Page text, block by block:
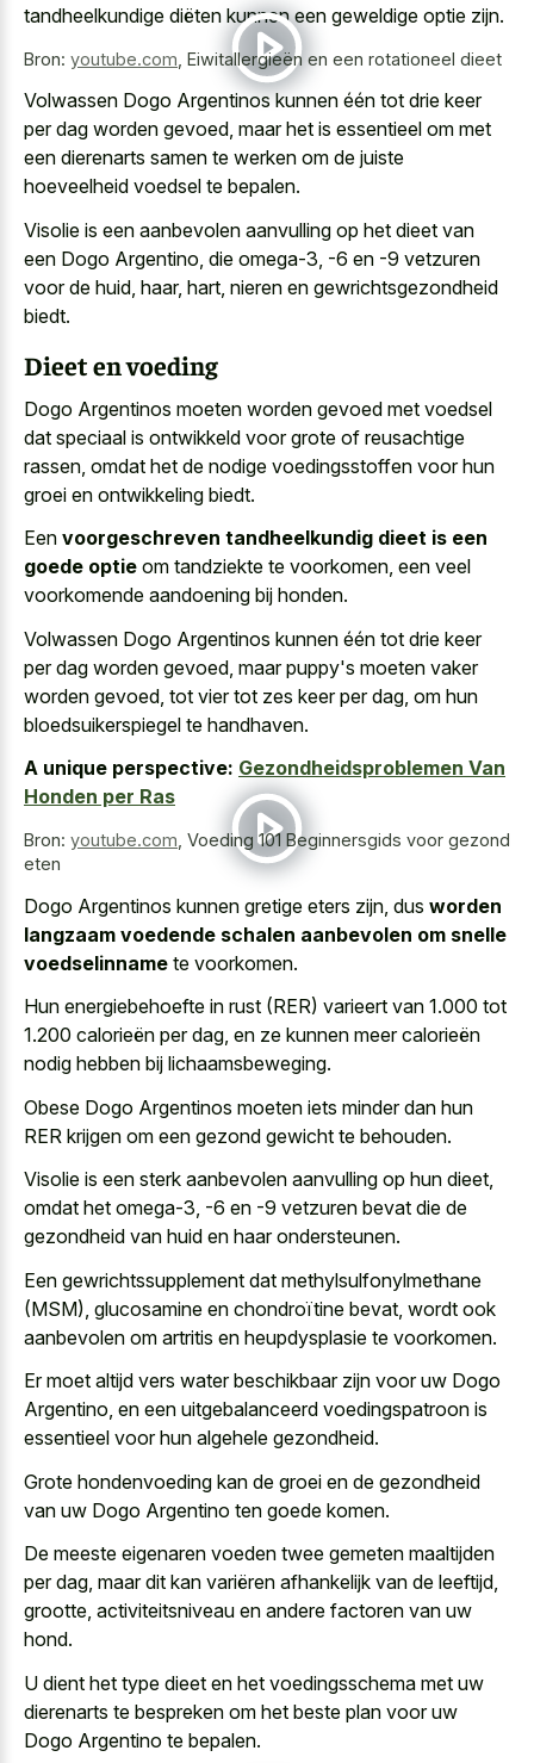
tandheelkundige diëten kunnen een geweldige optie zijn.
Bron: youtube.com Eiwitallergieën en een rotationeel dieet
Volwassen Dogo Argentinos kunnen één tot drie keer
per dag worden gevoed, maar het is essentieel om met
een dierenarts samen te werken om de juiste
hoeveelheid voedsel te bepalen.
Visolie is een aanbevolen aanvulling op het dieet van
een Dogo Argentino, die omega-3, -6 en -9 vetzuren
voor de huid, haar, hart, nieren en gewrichtsgezondheid
biedt.
Dieet en voeding
Dogo Argentinos moeten worden gevoed met voedsel
dat speciaal is ontwikkeld voor grote of reusachtige
rassen, omdat het de nodige voedingsstoffen voor hun
groei en ontwikkeling biedt.
Een voorgeschreven tandheelkundig dieet is een
goede optie om tandziekte te voorkomen, een veel
voorkomende aandoening bij honden.
Volwassen Dogo Argentinos kunnen één tot drie keer
per dag worden gevoed, maar puppy's moeten vaker
worden gevoed, tot vier tot zes keer per dag, om hun
bloedsuikerspiegel te handhaven.
A unique perspective: Gezondheidsproblemen Van
Honden per Ras
Bron: youtube.com Voeding 101 Beginnersgids voor gezond
eten
Dogo Argentinos kunnen gretige eters zijn, dus worden
langzaam voedende schalen aanbevolen om snelle
voedselinname te voorkomen.
Hun energiebehoefte in rust (RER) varieert van 1.000 tot
1.200 calorieën per dag, en ze kunnen meer calorieën
nodig hebben bij lichaamsbeweging.
Obese Dogo Argentinos moeten iets minder dan hun
RER krijgen om een gezond gewicht te behouden.
Visolie is een sterk aanbevolen aanvulling op hun dieet,
omdat het omega-3, -6 en -9 vetzuren bevat die de
gezondheid van huid en haar ondersteunen.
Een gewrichtssupplement dat methylsulfonylmethane
(MSM), glucosamine en chondroïtine bevat, wordt ook
aanbevolen om artritis en heupdysplasie te voorkomen.
Er moet altijd vers water beschikbaar zijn voor uw Dogo
Argentino, en een uitgebalanceerd voedingspatroon is
essentieel voor hun algehele gezondheid.
Grote hondenvoeding kan de groei en de gezondheid
van uw Dogo Argentino ten goede komen.
De meeste eigenaren voeden twee gemeten maaltijden
per dag, maar dit kan variëren afhankelijk van de leeftijd,
grootte, activiteitsniveau en andere factoren van uw
hond.
U dient het type dieet en het voedingsschema met uw
dierenarts te bespreken om het beste plan voor uw
Dogo Argentino te bepalen.